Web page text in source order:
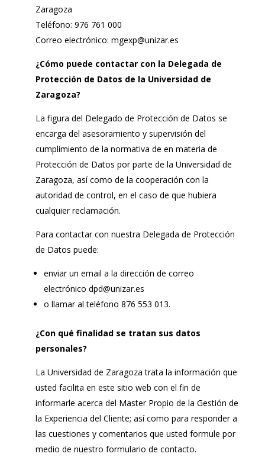
Zaragoza
Teléfono: 976 761 000
Correo electrónico: mgexp@unizar.es
¿Cómo puede contactar con la Delegada de
Protección de Datos de la Universidad de
Zaragoza?
La figura del Delegado de Protección de Datos se
encarga del asesoramiento y supervisión del
cumplimiento de la normativa de en materia de
Protección de Datos por parte de la Universidad de
Zaragoza, así como de la cooperación con la
autoridad de control, en el caso de que hubiera
cualquier reclamación.
Para contactar con nuestra Delegada de Protección
de Datos puede:
enviar un email a la dirección de correo
electrónico dpd@unizar.es
o llamar al teléfono 876 553 013.
¿Con qué finalidad se tratan sus datos
personales?
La Universidad de Zaragoza trata la información que
usted facilita en este sitio web con el fin de
informarle acerca del Master Propio de la Gestión de
la Experiencia del Cliente; así como para responder a
las cuestiones y comentarios que usted formule por
medio de nuestro formulario de contacto.